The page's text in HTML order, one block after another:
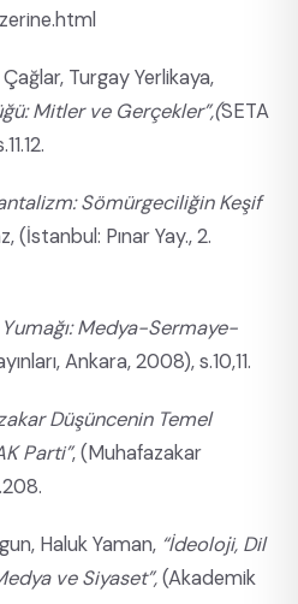
Turgay Yerlikaya,
Mitler ve Gerçekler”,(SETA
Sömürgeciliğin Keşif
(İstanbul: Pınar Yay., 2.
Medya-Sermaye-
Ankara, 2008), s.10,11.
Düşüncenin Temel
Parti”, (Muhafazakar
Haluk Yaman, “İdeoloji, Dil
ve Siyaset”,(Akademik